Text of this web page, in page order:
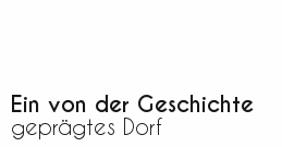
Ein von der Geschichte
geprägtes Dorf